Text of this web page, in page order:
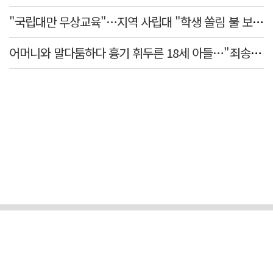
"국립대만 무상교육"…지역 사립대 "학생 쏠림 불 보듯"
어머니와 말다툼하다 흉기 휘두른 18세 아들…"죄송하지 않나" 묻자 침묵